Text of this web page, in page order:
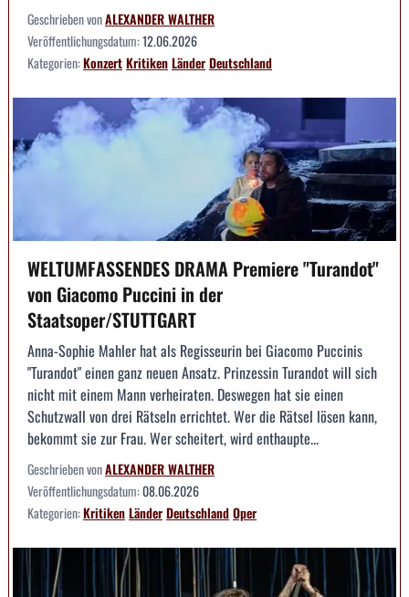
Geschrieben vonALEXANDER WALTHER
Veröffentlichungsdatum:12.06.2026
Kategorien:KonzertKritikenLänderDeutschland
WELTUMFASSENDES DRAMA Premiere "Turandot"
von Giacomo Puccini in der
Staatsoper/STUTTGART
Anna-Sophie Mahler hat als Regisseurin bei Giacomo Puccinis
"Turandot" einen ganz neuen Ansatz. Prinzessin Turandot will sich
nicht mit einem Mann verheiraten. Deswegen hat sie einen
Schutzwall von drei Rätseln errichtet. Wer die Rätsel lösen kann,
bekommt sie zur Frau. Wer scheitert, wird enthaupte...
Geschrieben vonALEXANDER WALTHER
Veröffentlichungsdatum:08.06.2026
Kategorien:KritikenLänderDeutschlandOper